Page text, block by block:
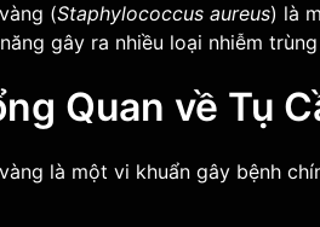
(Staphylococcus aureus) là
gây ra nhiều loại nhiễm
Quan về Tụ
là một vi khuẩn gây bệnh